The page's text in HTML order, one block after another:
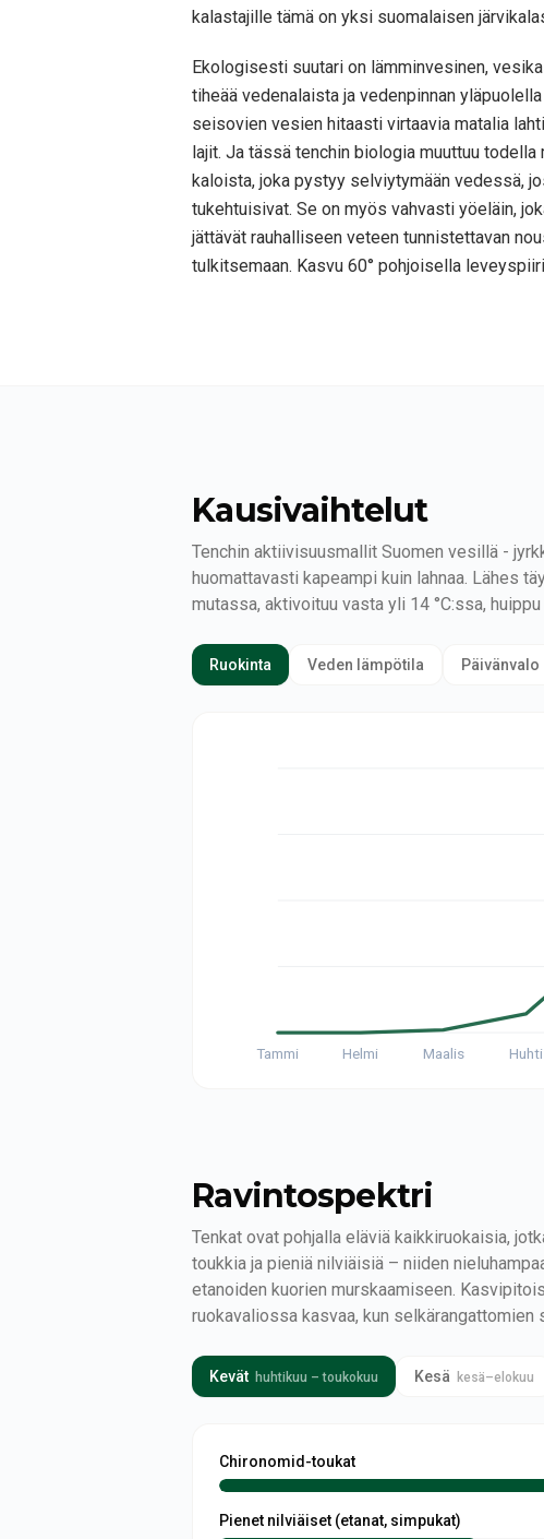
kalastajille tämä on yksi suomalaisen
Ekologisesti suutari on lämminvesinen,
tiheää vedenalaista ja vedenpinnan
seisovien vesien hitaasti virtaavia matalia
lajit. Ja tässä tenchin biologia muuttuu
kaloista, joka pystyy selviytymään vedessä,
tukehtuisivat. Se on myös vahvasti yöeläin,
jättävät rauhalliseen veteen tunnistettavan
tulkitsemaan. Kasvu 60° pohjoisella
Kausivaihtelut
Tenchin aktiivisuusmallit Suomen vesillä -
huomattavasti kapeampi kuin lahnaa. Lähes
mutassa, aktivoituu vasta yli 14 °C:ssa,
Ruokinta Veden lämpötila Päivänvalo
Tammi Helmi Maalis Huhti
Ravintospektri
Tenkat ovat pohjalla eläviä kaikkiruokaisia,
toukkia ja pieniä nilviäisiä – niiden
etanoiden kuorien murskaamiseen.
ruokavaliossa kasvaa, kun selkärangattomien
Kevät huhtikuu – toukokuu Kesä kesä–elokuu
Chironomid-toukat
Pienet nilviäiset (etanat, simpukat)